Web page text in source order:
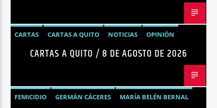
CARTAS CARTAS A QUITO NOTICIAS OPINIÓN
CARTAS A QUITO / 8 DE AGOSTO DE 2026
FEMICIDIO GERMÁN CÁCERES
MARÍA BELÉN BERNAL